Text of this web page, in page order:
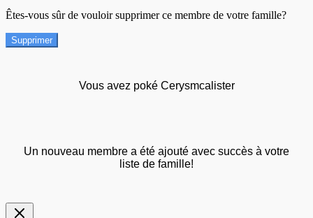
Êtes-vous sûr de vouloir supprimer ce membre de votre famille?
Supprimer
Vous avez poké Cerysmcalister
Un nouveau membre a été ajouté avec succès à votre
liste de famille!